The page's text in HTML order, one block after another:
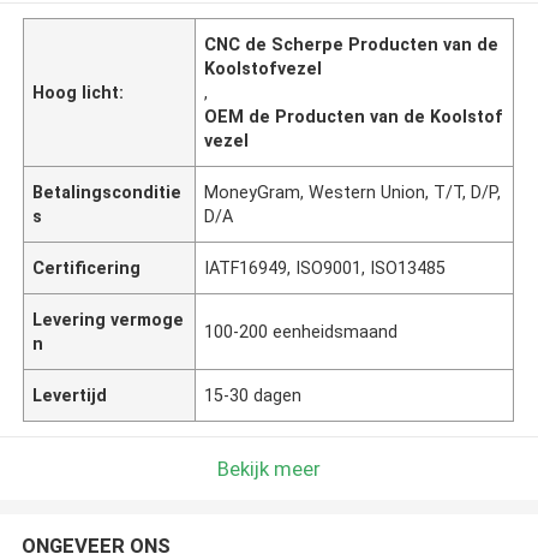
Hoog licht:
CNC de Scherpe Producten van de
Koolstofvezel
,
OEM de Producten van de Koolstof
vezel
Betalingsconditie
s
MoneyGram, Western Union, T/T, D/P,
D/A
Certificering IATF16949, ISO9001, ISO13485
Levering vermoge
n
100-200 eenheidsmaand
Levertijd 15-30 dagen
Bekijk meer
ONGEVEER ONS